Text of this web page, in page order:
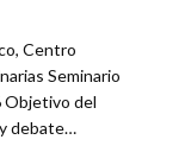
Centro
Seminario
Objetivo del
debate…